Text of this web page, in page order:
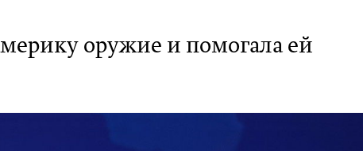
оружие и помогала ей